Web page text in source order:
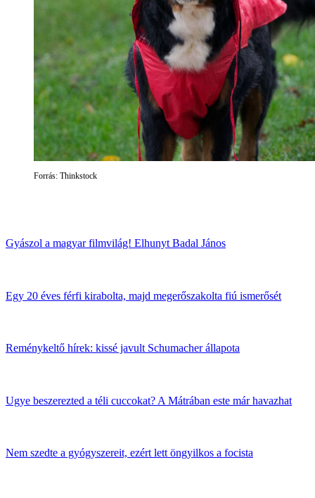
Forrás: Thinkstock
Gyászol a magyar filmvilág! Elhunyt Badal János
Egy 20 éves férfi kirabolta, majd megerőszakolta fiú ismerősét
Reménykeltő hírek: kissé javult Schumacher állapota
Ugye beszerezted a téli cuccokat? A Mátrában este már havazhat
Nem szedte a gyógyszereit, ezért lett öngyilkos a focista